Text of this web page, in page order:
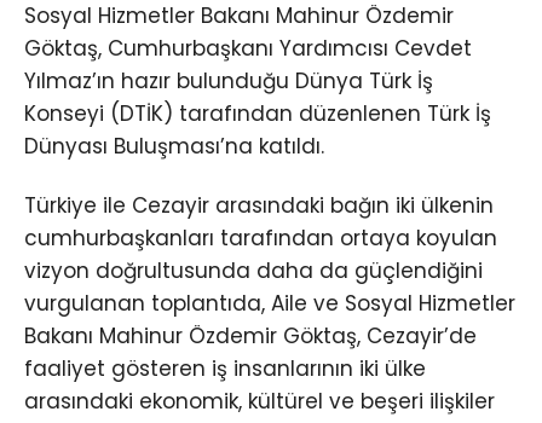
Sosyal Hizmetler Bakanı Mahinur Özdemir
Göktaş, Cumhurbaşkanı Yardımcısı Cevdet
Yılmaz’ın hazır bulunduğu Dünya Türk İş
Konseyi (DTİK) tarafından düzenlenen Türk İş
Dünyası Buluşması’na katıldı.
Türkiye ile Cezayir arasındaki bağın iki ülkenin
cumhurbaşkanları tarafından ortaya koyulan
vizyon doğrultusunda daha da güçlendiğini
vurgulanan toplantıda, Aile ve Sosyal Hizmetler
Bakanı Mahinur Özdemir Göktaş, Cezayir’de
faaliyet gösteren iş insanlarının iki ülke
arasındaki ekonomik, kültürel ve beşeri ilişkiler